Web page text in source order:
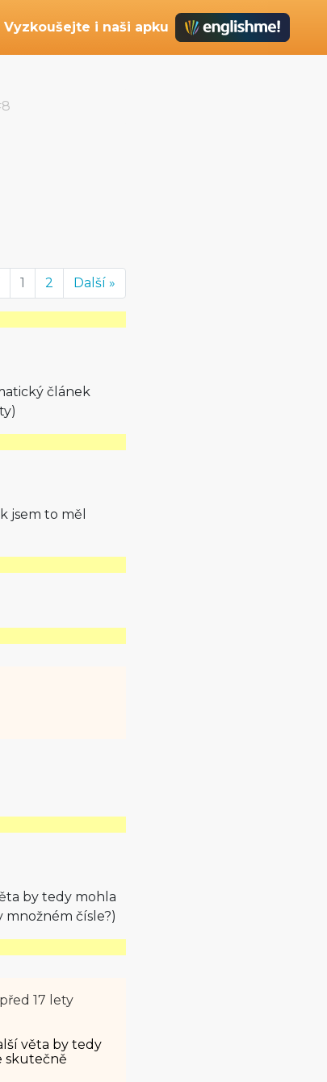
Vyzkoušejte i naši apku
1 2 Další »
článek
jsem to měl
by tedy mohla
množném čísle?)
před 17 lety
věta by tedy
skutečně